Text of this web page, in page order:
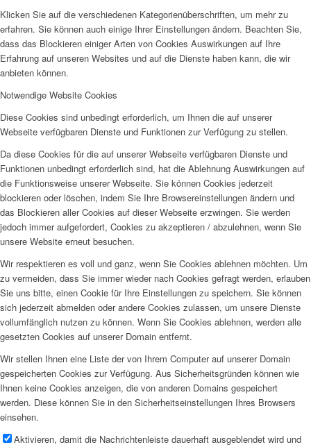
Klicken Sie auf die verschiedenen Kategorienüberschriften, um mehr zu
erfahren. Sie können auch einige Ihrer Einstellungen ändern. Beachten Sie,
dass das Blockieren einiger Arten von Cookies Auswirkungen auf Ihre
Erfahrung auf unseren Websites und auf die Dienste haben kann, die wir
anbieten können.
Notwendige Website Cookies
Diese Cookies sind unbedingt erforderlich, um Ihnen die auf unserer
Webseite verfügbaren Dienste und Funktionen zur Verfügung zu stellen.
Da diese Cookies für die auf unserer Webseite verfügbaren Dienste und
Funktionen unbedingt erforderlich sind, hat die Ablehnung Auswirkungen auf
die Funktionsweise unserer Webseite. Sie können Cookies jederzeit
blockieren oder löschen, indem Sie Ihre Browsereinstellungen ändern und
das Blockieren aller Cookies auf dieser Webseite erzwingen. Sie werden
jedoch immer aufgefordert, Cookies zu akzeptieren / abzulehnen, wenn Sie
unsere Website erneut besuchen.
Wir respektieren es voll und ganz, wenn Sie Cookies ablehnen möchten. Um
zu vermeiden, dass Sie immer wieder nach Cookies gefragt werden, erlauben
Sie uns bitte, einen Cookie für Ihre Einstellungen zu speichern. Sie können
sich jederzeit abmelden oder andere Cookies zulassen, um unsere Dienste
vollumfänglich nutzen zu können. Wenn Sie Cookies ablehnen, werden alle
gesetzten Cookies auf unserer Domain entfernt.
Wir stellen Ihnen eine Liste der von Ihrem Computer auf unserer Domain
gespeicherten Cookies zur Verfügung. Aus Sicherheitsgründen können wie
Ihnen keine Cookies anzeigen, die von anderen Domains gespeichert
werden. Diese können Sie in den Sicherheitseinstellungen Ihres Browsers
einsehen.
Aktivieren, damit die Nachrichtenleiste dauerhaft ausgeblendet wird und